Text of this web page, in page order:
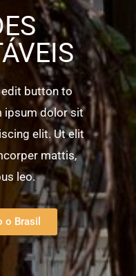
button to
ipsum dolor sit
elit. Ut elit
mattis,
leo.
o Brasil